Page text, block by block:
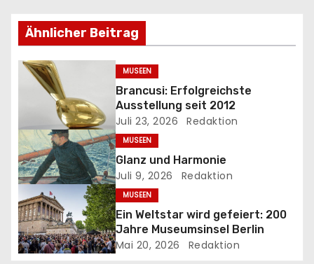
g
s
n
v
i
g
a
t
Ähnlicher Beitrag
MUSEEN
Brancusi: Erfolgreichste
Ausstellung seit 2012
Juli 23, 2026 Redaktion
MUSEEN
Glanz und Harmonie
Juli 9, 2026 Redaktion
MUSEEN
Ein Weltstar wird gefeiert: 200
Jahre Museumsinsel Berlin
Mai 20, 2026 Redaktion